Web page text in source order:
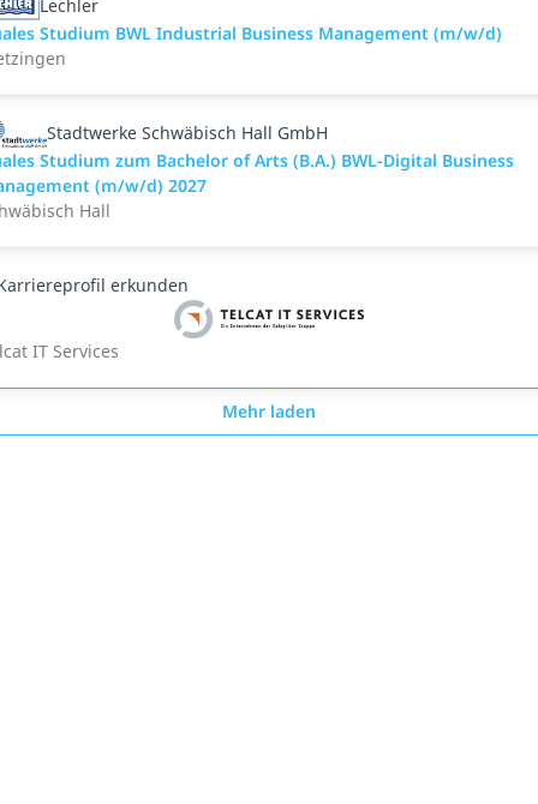
Lechler
Studium BWL Industrial Business Management (m/w/d)
Stadtwerke Schwäbisch Hall GmbH
Studium zum Bachelor of Arts (B.A.) BWL-Digital Business
(m/w/d) 2027
Hall
erkunden
IT Services
Mehr laden